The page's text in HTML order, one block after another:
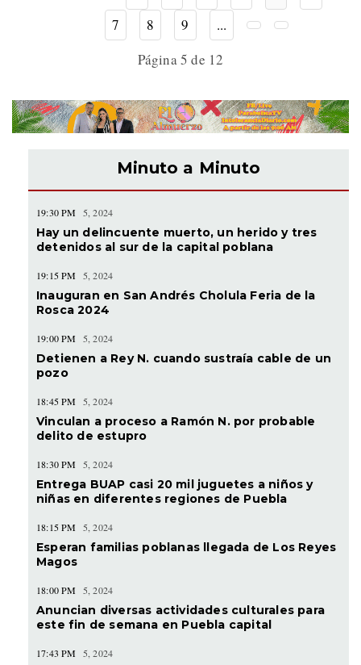
7
8 9
...
Página 5 de 12
Minuto a Minuto
19:30 PM 5, 2024
Hay un delincuente muerto, un herido y tres
detenidos al sur de la capital poblana
19:15 PM 5, 2024
Inauguran en San Andrés Cholula Feria de la
Rosca 2024
19:00 PM 5, 2024
Detienen a Rey N. cuando sustraía cable de un
pozo
18:45 PM 5, 2024
Vinculan a proceso a Ramón N. por probable
delito de estupro
18:30 PM 5, 2024
Entrega BUAP casi 20 mil juguetes a niños y
niñas en diferentes regiones de Puebla
18:15 PM 5, 2024
Esperan familias poblanas llegada de Los Reyes
Magos
18:00 PM 5, 2024
Anuncian diversas actividades culturales para
este fin de semana en Puebla capital
17:43 PM 5, 2024